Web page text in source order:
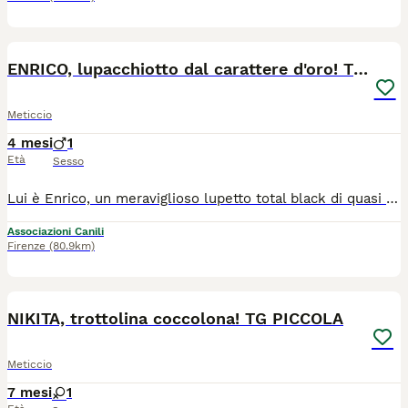
ENRICO, lupacchiotto dal carattere d'oro! TG MEDIA
Meticcio
4 mesi
Età
1
Sesso
Lui è Enrico, un meraviglioso lupetto total black di quasi 5 mesi, taglia media (23-24kg ca da adulto). Purtroppo i cani neri, come ormai saprete, sono spesso i più penalizzati, invisibili, che non piacciono a nessuno, e così Enrico rischia di rimanere in canile. Noi però lo troviamo bellissimo, così slanciato e con quelle lunghe lunghe orecchie! Il punto forte di Enrico, però, è quello che ha dentro: un carattere d'oro che lo renderebbe il compagno perfetto per chiunque! E' un cucciolo dolcissimo, socievole, affettuoso e coccolone, ma la cosa che spicca subito conoscendolo è la sua intelligenza, impara alla velocità della luce, è un cucciolo davvero ricettivo. Per l'età che ha è estremamente educato, equilibrato e riflessivo, un piccolo lupetto attento pronto ad imparare tantissimo, e vi darà enormi soddisfazioni di certo! Non lasciamo che questo cucciolo speciale passi la sua vita dietro le sbarre, merita molto di meglio. Adottando Enrico vi fareste un regalo enorme, credeteci. - Qui mettiamo qualche foto ma se interessati contattateci e vi manderemo anche dei video, così potrete vederlo in tutta la sua simpatia e dolcezza). - Nelle prime foto potete vedere che aveva delle chiazze un po' spennacchiate intorno agli occhi. E' stato curato per un problema cutaneo (passeggero e NON contagioso) che ora è totalmente sconfitto, e il pelo è ricresciuto (come vedete nelle altre foto). Cerca casa in TOSCANA. Se siete interessati contattateci via WHATSAPP al 3890452494. Mandateci un messaggio di presentazione (raccontandoci un po' di voi, di dove vivrebbe e della vita che farebbe in vostra compagnia). Vi richiameremo.
Associazioni Canili
Firenze (80.9km)
NIKITA, trottolina coccolona! TG PICCOLA
Meticcio
7 mesi 1